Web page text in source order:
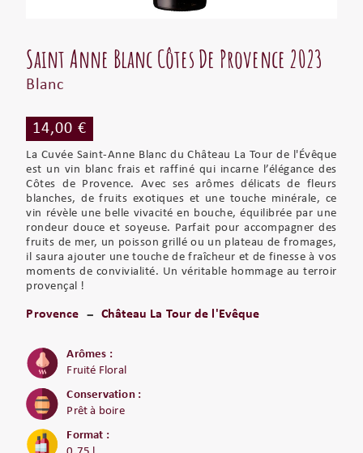
Saint Anne Blanc Côtes De Provence 2023
Blanc
14,00 €
La Cuvée Saint-Anne Blanc du Château La Tour de l'Évêque
est un vin blanc frais et raffiné qui incarne l’élégance des
Côtes de Provence. Avec ses arômes délicats de fleurs
blanches, de fruits exotiques et une touche minérale, ce
vin révèle une belle vivacité en bouche, équilibrée par une
rondeur douce et soyeuse. Parfait pour accompagner des
fruits de mer, un poisson grillé ou un plateau de fromages,
il saura ajouter une touche de fraîcheur et de finesse à vos
moments de convivialité. Un véritable hommage au terroir
provençal !
Provence Château La Tour de l'Evêque
Arômes :
Fruité Floral
Conservation :
Prêt à boire
Format :